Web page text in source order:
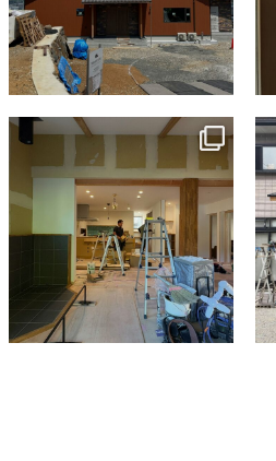
tomohouseinc